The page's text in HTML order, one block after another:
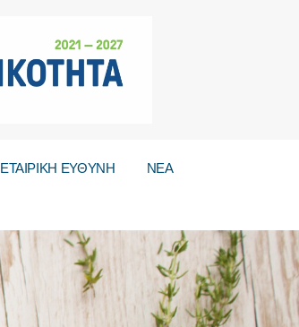
ΕΤΑΙΡΙΚΗ ΕΥΘΥΝΗ ΝΕΑ